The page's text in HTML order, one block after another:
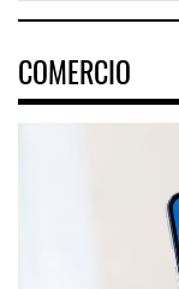
COMERCIO